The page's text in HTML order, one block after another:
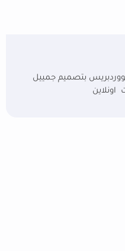
بتصميم جمييل
اونلاين